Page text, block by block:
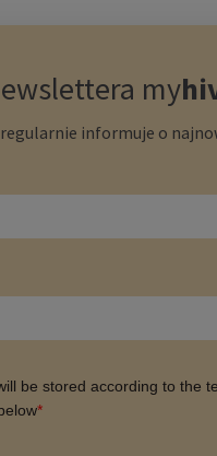
my
regularnie informuje o
be stored according to the
*